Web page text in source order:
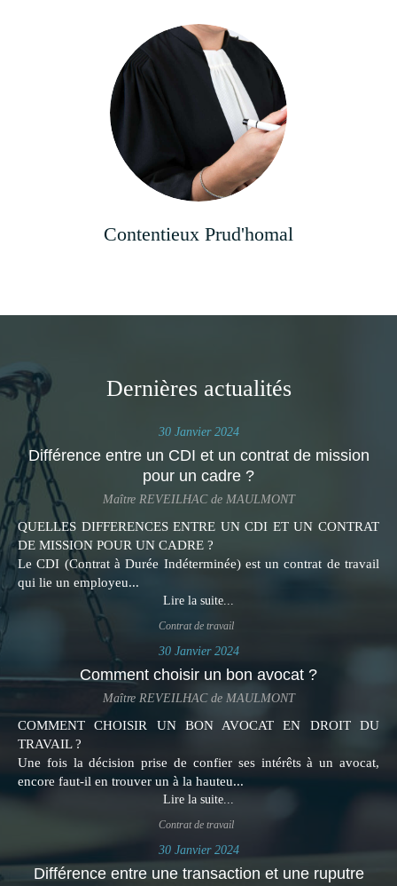
Contentieux Prud'homal
Dernières actualités
30 Janvier 2024
Différence entre un CDI et un contrat de mission
pour un cadre ?
Maître REVEILHAC de MAULMONT
QUELLES DIFFERENCES ENTRE UN CDI ET UN CONTRAT
DE MISSION POUR UN CADRE ?
Le CDI (Contrat à Durée Indéterminée) est un contrat de travail
qui lie un employeu...
Lire la suite...
Contrat de travail
30 Janvier 2024
Comment choisir un bon avocat ?
Maître REVEILHAC de MAULMONT
COMMENT CHOISIR UN BON AVOCAT EN DROIT DU
TRAVAIL ?
Une fois la décision prise de confier ses intérêts à un avocat,
encore faut-il en trouver un à la hauteu...
Lire la suite...
Contrat de travail
30 Janvier 2024
Différence entre une transaction et une ruputre